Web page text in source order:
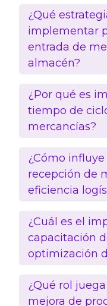
¿Qué
implementar
entrada de
almacén?
¿Por qué es
tiempo de
mercancías?
¿Cómo
recepción de
eficiencia
¿Cuál es el
capacitación
optimización
¿Qué rol
mejora de